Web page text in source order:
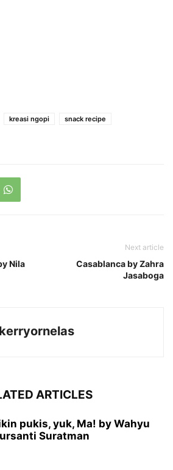
kreasi ngopi
snack recipe
Nila
Next article
Casablanca by Zahra
Jasaboga
kerryornelas
ARTICLES
pukis, yuk, Ma! by Wahyu
Suratman